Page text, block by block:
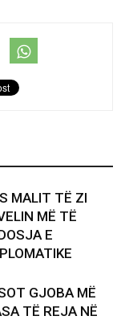
MALIT TË ZI
MË TË
E
GJOBA MË
TË REJA NË